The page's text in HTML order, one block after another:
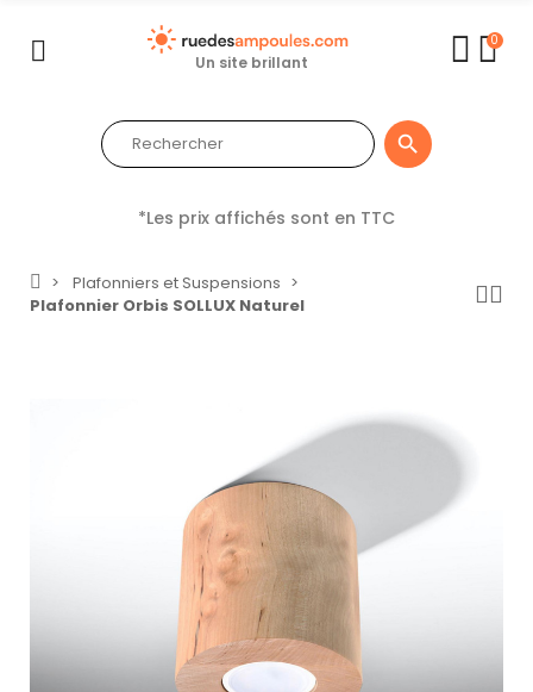
Un site brillant
0

*Les prix affichés sont en TTC
Plafonniers et Suspensions
Plafonnier Orbis SOLLUX Naturel